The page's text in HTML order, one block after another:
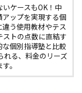
ケースもOK！中
ップを実現する個
う使用教材やテス
ストの点数に直結す
個別指導塾と比較
れる、料金のリーズ
。